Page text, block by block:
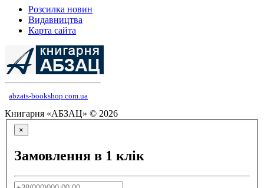
Розсилка новин
Видавництва
Карта сайта
abzats-bookshop.com.ua
Книгарня «АБЗАЦ» © 2026
×
Замовлення в 1 клік